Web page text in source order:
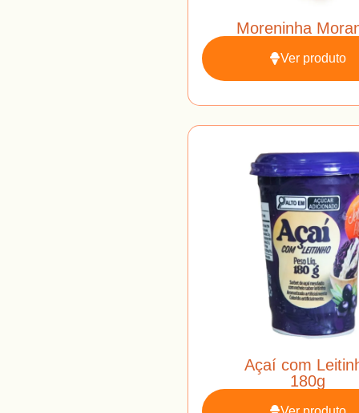
Moreninha
Ver produto
Açaí com
180g